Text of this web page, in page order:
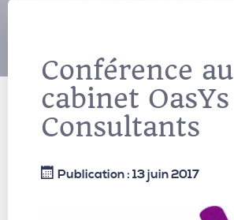
Conférence au
cabinet OasYs
Consultants
Publication : 13 juin 2017